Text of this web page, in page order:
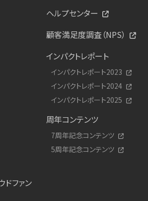
ヘルプセンター
顧客満足度調査（NPS）
インパクトレポート
インパクトレポート2023
インパクトレポート2024
インパクトレポート2025
周年コンテンツ
7周年記念コンテンツ
5周年記念コンテンツ
ドファン